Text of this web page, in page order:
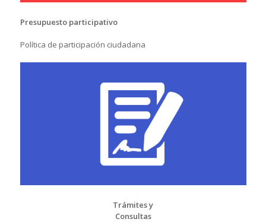
Presupuesto participativo
Política de participación ciudadana
Trámites y
Consultas